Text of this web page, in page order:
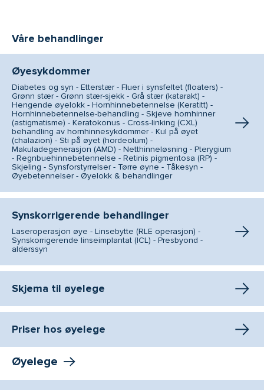
Våre behandlinger
Øyesykdommer
Diabetes og syn - Etterstær - Fluer i synsfeltet (floaters) -
Grønn stær - Grønn stær-sjekk - Grå stær (katarakt) -
Hengende øyelokk - Hornhinnebetennelse (Keratitt) -
Hornhinnebetennelse-behandling - Skjeve hornhinner
(astigmatisme) - Keratokonus - Cross-linking (CXL)
behandling av hornhinnesykdommer - Kul på øyet
(chalazion) - Sti på øyet (hordeolum) -
Makuladegenerasjon (AMD) - Netthinneløsning - Pterygium
- Regnbuehinnebetennelse - Retinis pigmentosa (RP) -
Skjeling - Synsforstyrrelser - Tørre øyne - Tåkesyn -
Øyebetennelser - Øyelokk & behandlinger
Synskorrigerende behandlinger
Laseroperasjon øye - Linsebytte (RLE operasjon) -
Synskorrigerende linseimplantat (ICL) - Presbyond -
alderssyn
Skjema til øyelege
Priser hos øyelege
Øyelege